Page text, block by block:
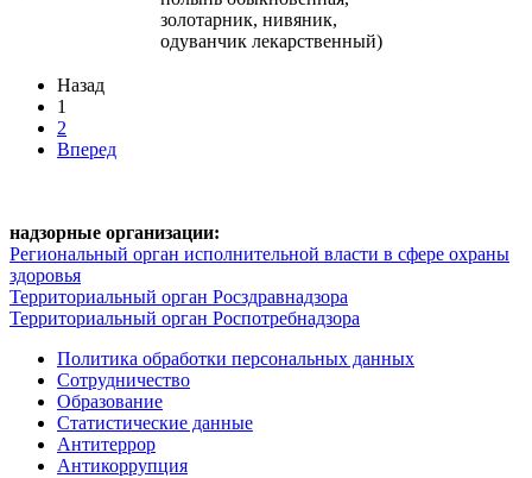
золотарник, нивяник,
одуванчик лекарственный)
Назад
1
2
Вперед
надзорные организации:
Региональный орган исполнительной власти в сфере охраны
здоровья
Территориальный орган Росздравнадзора
Территориальный орган Роспотребнадзора
Политика обработки персональных данных
Сотрудничество
Образование
Статистические данные
Антитеррор
Антикоррупция